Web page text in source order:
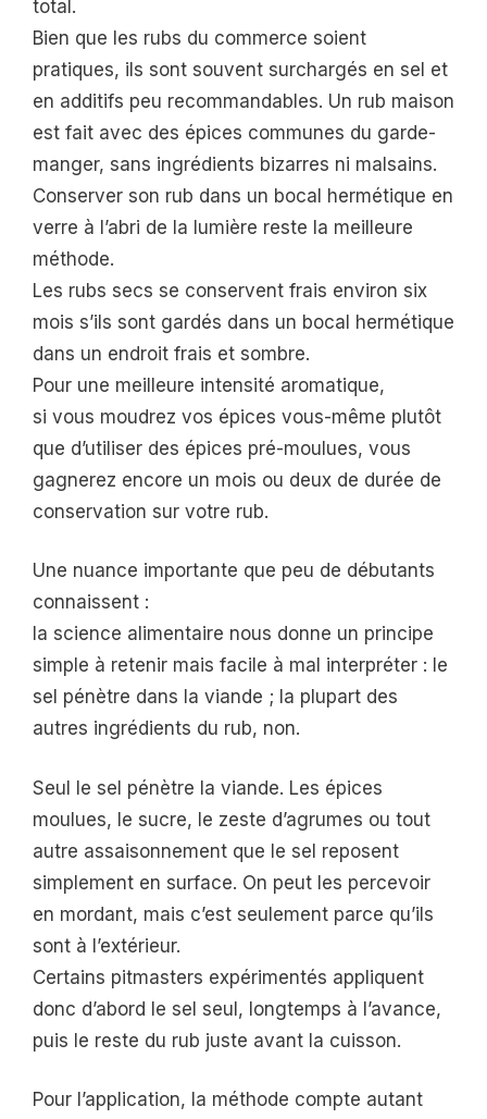
total.
Bien que les rubs du commerce soient
pratiques, ils sont souvent surchargés en sel et
en additifs peu recommandables. Un rub maison
est fait avec des épices communes du garde-
manger, sans ingrédients bizarres ni malsains.
Conserver son rub dans un bocal hermétique en
verre à l’abri de la lumière reste la meilleure
méthode.
Les rubs secs se conservent frais environ six
mois s’ils sont gardés dans un bocal hermétique
dans un endroit frais et sombre.
Pour une meilleure intensité aromatique,
si vous moudrez vos épices vous-même plutôt
que d’utiliser des épices pré-moulues, vous
gagnerez encore un mois ou deux de durée de
conservation sur votre rub.
Une nuance importante que peu de débutants
connaissent :
la science alimentaire nous donne un principe
simple à retenir mais facile à mal interpréter : le
sel pénètre dans la viande ; la plupart des
autres ingrédients du rub, non.
Seul le sel pénètre la viande. Les épices
moulues, le sucre, le zeste d’agrumes ou tout
autre assaisonnement que le sel reposent
simplement en surface. On peut les percevoir
en mordant, mais c’est seulement parce qu’ils
sont à l’extérieur.
Certains pitmasters expérimentés appliquent
donc d’abord le sel seul, longtemps à l’avance,
puis le reste du rub juste avant la cuisson.
Pour l’application, la méthode compte autant